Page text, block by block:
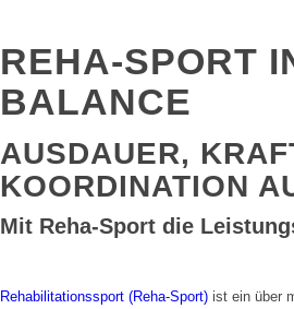
REHA-SPORT
BALANCE
AUSDAUER,
KOORDINATION
Mit Reha-Sport die
Rehabilitationssport (Reha-Sport) ist ein über